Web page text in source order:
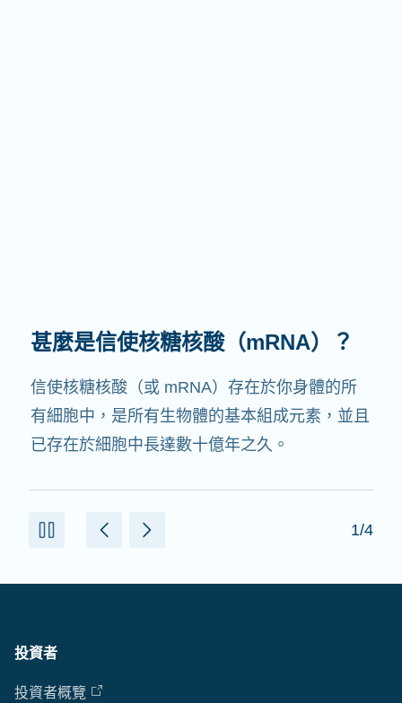
甚麼是信使核糖核酸（mRNA）？
信使核糖核酸（或 mRNA）存在於你身體的所
有細胞中，是所有生物體的基本組成元素，並且
已存在於細胞中長達數十億年之久。
1/4
投資者
投資者概覽